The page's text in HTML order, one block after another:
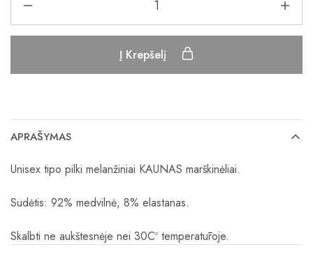
Į Krepšelį
APRAŠYMAS
Unisex tipo pilki melanžiniai KAUNAS marškinėliai.
Sudėtis: 92% medvilnė, 8% elastanas.
Skalbti ne aukštesnėje nei 30Cº temperatūroje.